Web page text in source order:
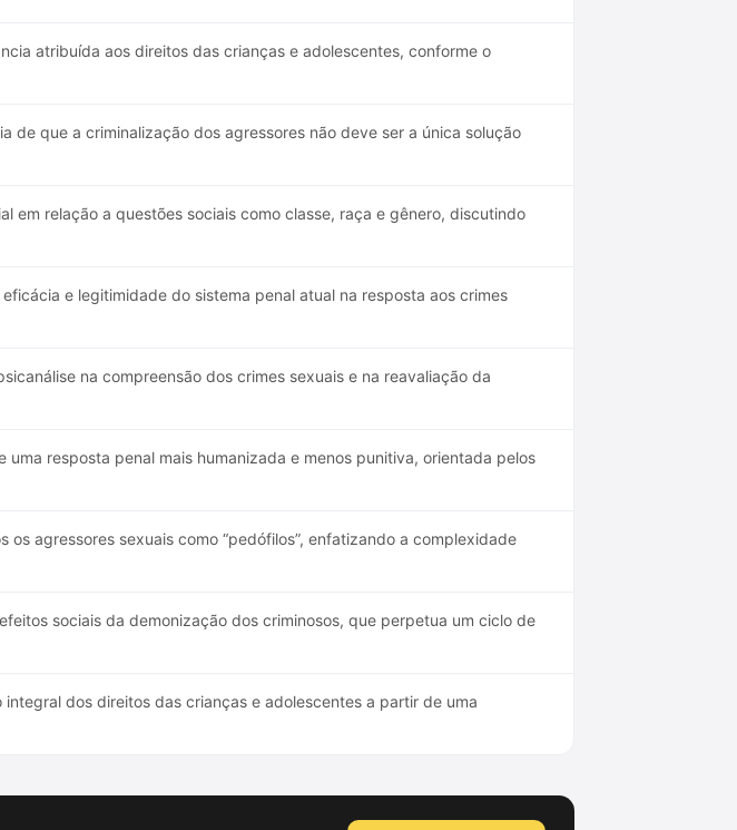
atribuída aos direitos das crianças e adolescentes, conforme o
de que a criminalização dos agressores não deve ser a única solução
em relação a questões sociais como classe, raça e gênero, discutindo
e legitimidade do sistema penal atual na resposta aos crimes
na compreensão dos crimes sexuais e na reavaliação da
uma resposta penal mais humanizada e menos punitiva, orientada pelos
os agressores sexuais como “pedófilos”, enfatizando a complexidade
sociais da demonização dos criminosos, que perpetua um ciclo de
dos direitos das crianças e adolescentes a partir de uma